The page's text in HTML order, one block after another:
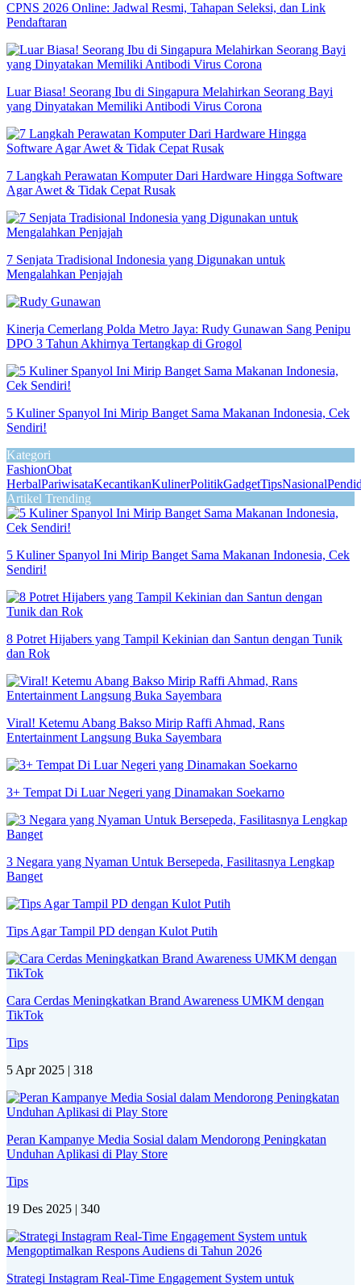
CPNS 2026 Online: Jadwal Resmi, Tahapan Seleksi, dan Link
Pendaftaran
Luar Biasa! Seorang Ibu di Singapura Melahirkan Seorang Bayi
yang Dinyatakan Memiliki Antibodi Virus Corona
7 Langkah Perawatan Komputer Dari Hardware Hingga Software
Agar Awet & Tidak Cepat Rusak
7 Senjata Tradisional Indonesia yang Digunakan untuk
Mengalahkan Penjajah
Kinerja Cemerlang Polda Metro Jaya: Rudy Gunawan Sang Penipu
DPO 3 Tahun Akhirnya Tertangkap di Grogol
5 Kuliner Spanyol Ini Mirip Banget Sama Makanan Indonesia, Cek
Sendiri!
Kategori
FashionObat
HerbalPariwisataKecantikanKulinerPolitikGadgetTipsNasional
Artikel Trending
5 Kuliner Spanyol Ini Mirip Banget Sama Makanan Indonesia, Cek
Sendiri!
8 Potret Hijabers yang Tampil Kekinian dan Santun dengan Tunik
dan Rok
Viral! Ketemu Abang Bakso Mirip Raffi Ahmad, Rans
Entertainment Langsung Buka Sayembara
3+ Tempat Di Luar Negeri yang Dinamakan Soekarno
3 Negara yang Nyaman Untuk Bersepeda, Fasilitasnya Lengkap
Banget
Tips Agar Tampil PD dengan Kulot Putih
Cara Cerdas Meningkatkan Brand Awareness UMKM dengan
TikTok
Tips
5 Apr 2025 | 318
Peran Kampanye Media Sosial dalam Mendorong Peningkatan
Unduhan Aplikasi di Play Store
Tips
19 Des 2025 | 340
Strategi Instagram Real-Time Engagement System untuk